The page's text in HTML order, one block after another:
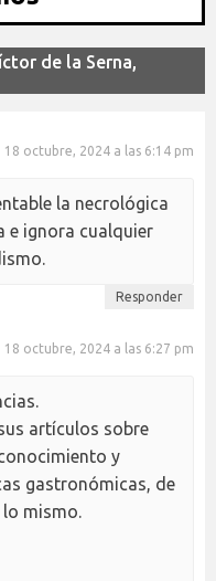
de la Serna,
18 octubre, 2024 a las 6:14 pm
la necrológica
e ignora cualquier
Responder
18 octubre, 2024 a las 6:27 pm
artículos sobre
y
gastronómicas, de
lo mismo.